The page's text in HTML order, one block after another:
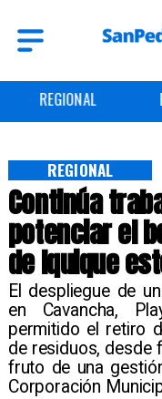
ENTRETENCIÓN
Continúa
potenciar el
de Iquique
El despliegue de
en Cavancha,
permitido el retiro
de residuos, desde
fruto de una
Corporación
REGIONAL